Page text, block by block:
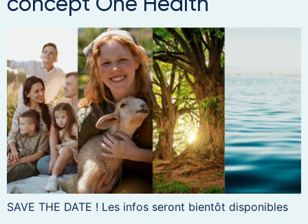
SAVE THE DATE ! Les infos seront bientôt disponibles